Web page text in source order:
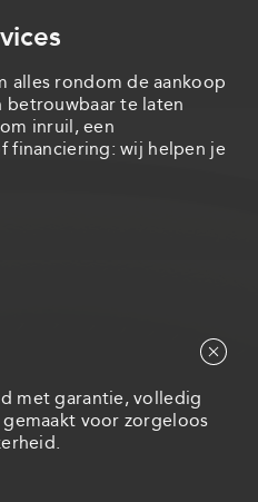
alles rondom de aankoop
betrouwbaar te laten
inruil, een
financiering: wij helpen je
met garantie, volledig
voor zorgeloos